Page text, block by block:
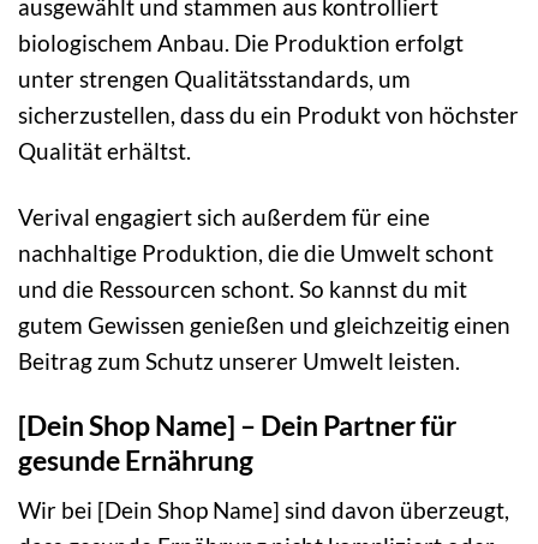
ausgewählt und stammen aus kontrolliert
biologischem Anbau. Die Produktion erfolgt
unter strengen Qualitätsstandards, um
sicherzustellen, dass du ein Produkt von höchster
Qualität erhältst.
Verival engagiert sich außerdem für eine
nachhaltige Produktion, die die Umwelt schont
und die Ressourcen schont. So kannst du mit
gutem Gewissen genießen und gleichzeitig einen
Beitrag zum Schutz unserer Umwelt leisten.
[Dein Shop Name] – Dein Partner für
gesunde Ernährung
Wir bei [Dein Shop Name] sind davon überzeugt,